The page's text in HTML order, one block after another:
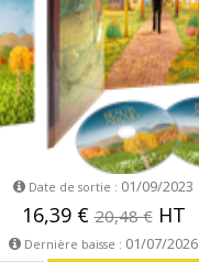
Date de sortie : 01/09/2023
16,39 €20,48 €HT
Dernière baisse : 01/07/2026